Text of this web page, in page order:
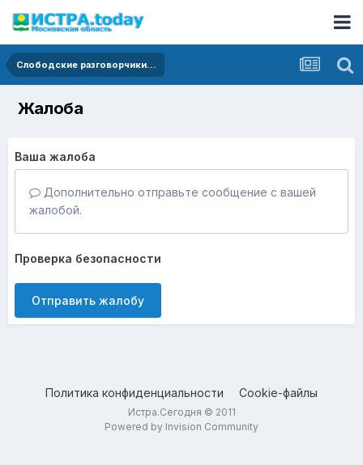
Слободские разговорчики...
Жалоба
Ваша жалоба
Дополнительно отправьте сообщение с вашей
жалобой.
Проверка безопасности
Отправить жалобу
Политика конфиденциальности Cookie-файлы
Истра.Сегодня © 2011
Powered by Invision Community